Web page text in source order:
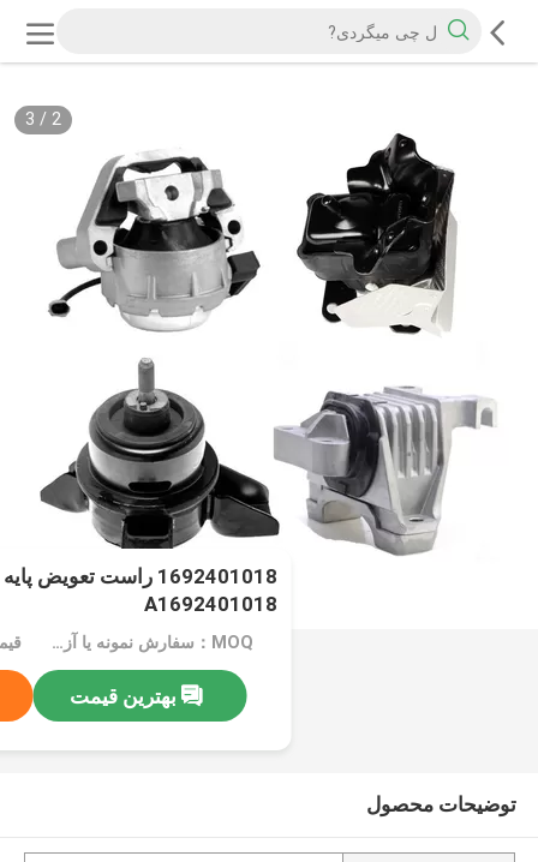
2
/
3
A1692401018
MOQ：سفارش نمونه یا آزمایشی پذیرفته می شود
بهترین قیمت
توضیحات محصول